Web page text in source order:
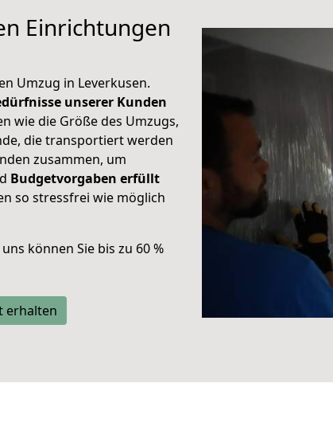
Einrichtungen
Umzug in Leverkusen.
unserer Kunden
wie die Größe des Umzugs,
die transportiert werden
zusammen, um
Budgetvorgaben erfüllt
so stressfrei wie möglich
können Sie bis zu 60 %
erhalten